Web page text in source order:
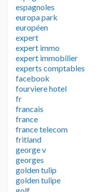
espagnoles
europa park
européen
expert
expert immo
expert immobilier
experts comptables
facebook
fourviere hotel
fr
francais
france
france telecom
fritland
george v
georges
golden tulip
golden tulipe